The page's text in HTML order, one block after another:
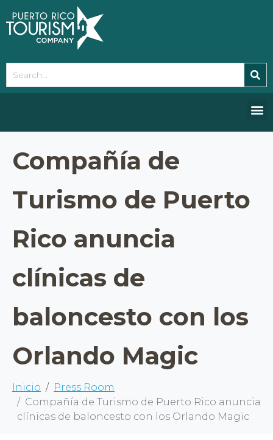
note:
This
website
accessibility
Compañía de
Turismo de Puerto
Rico anuncia
clínicas de
baloncesto con los
Orlando Magic
Inicio
Press Room
Compañía de Turismo de Puerto Rico anuncia
clínicas de baloncesto con los Orlando Magic